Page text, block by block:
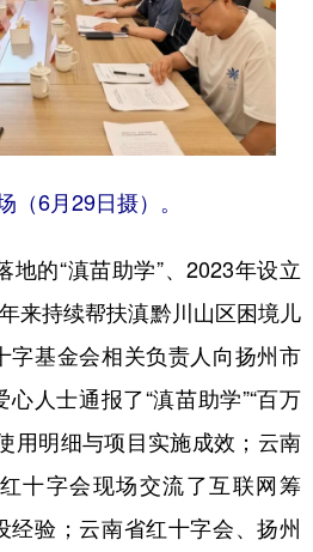
（6月29日摄）。
的“滇苗助学”、2023年设立
来持续帮扶滇黔川山区困境儿
字基金会相关负责人向扬州市
人士通报了“滇苗助学”“百万
用明细与项目实施成效；云南
十字会现场交流了互联网筹
经验；云南省红十字会、扬州